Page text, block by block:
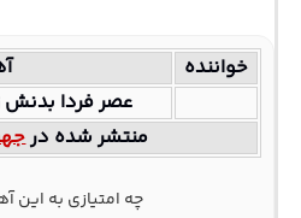
خواننده
عصر فردا
منتشر شده در
چه امتیازی به این